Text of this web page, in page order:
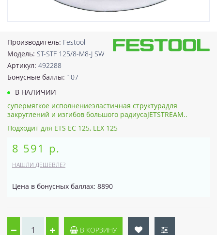
Производитель: Festool
Модель: ST-STF 125/8-M8-J SW
Артикул: 492288
Бонусные баллы: 107
В НАЛИЧИИ
супермягкое исполнениеэластичная структурадля
закруглений и изгибов большого радиусаJETSTREAM..
Подходит для ETS EC 125, LEX 125
8 591 р.
НАШЛИ ДЕШЕВЛЕ?
Цена в бонусных баллах: 8890
В КОРЗИНУ